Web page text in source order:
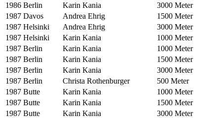
1986 Berlin Karin Kania
3000 Meter
1987 Davos Andrea Ehrig
1500 Meter
1987 Helsinki Andrea Ehrig
3000 Meter
1987 Helsinki Karin Kania
1000 Meter
1987 Berlin Karin Kania
1000 Meter
1987 Berlin Karin Kania
1500 Meter
1987 Berlin Karin Kania
3000 Meter
1987 Berlin Christa Rothenburger
500 Meter
1987 Butte Karin Kania
1000 Meter
1987 Butte Karin Kania
1500 Meter
1987 Butte Karin Kania
3000 Meter